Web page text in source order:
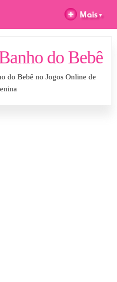
do Bebê
do Bebê no Jogos Online de